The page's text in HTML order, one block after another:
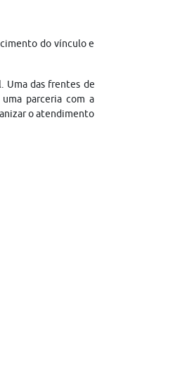
do vínculo e
das frentes de
parceria com a
o atendimento